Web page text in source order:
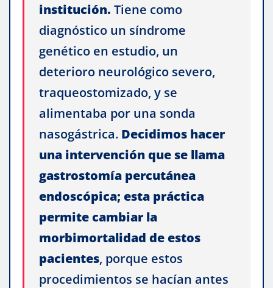
institución. Tiene como
diagnóstico un síndrome
genético en estudio, un
deterioro neurológico severo,
traqueostomizado, y se
alimentaba por una sonda
nasogástrica. Decidimos hacer
una intervención que se llama
gastrostomía percutánea
endoscópica; esta práctica
permite cambiar la
morbimortalidad de estos
pacientes, porque estos
procedimientos se hacían antes